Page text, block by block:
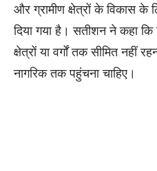
और ग्रामीण क्षेत्रों के विकास के
दिया गया है। सतीशन ने कहा
क्षेत्रों या वर्गों तक सीमित नहीं
नागरिक तक पहुंचना चाहिए।